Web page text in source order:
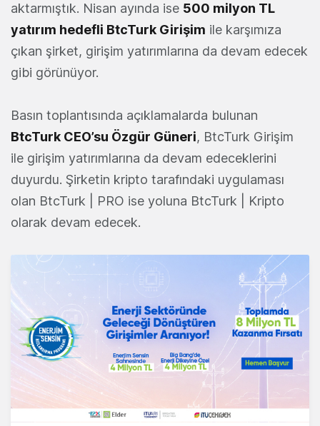
aktarmıştık. Nisan ayında ise 500 milyon TL
yatırım hedefli BtcTurk Girişim ile karşımıza
çıkan şirket, girişim yatırımlarına da devam edecek
gibi görünüyor.
Basın toplantısında açıklamalarda bulunan
BtcTurk CEO’su Özgür Güneri, BtcTurk Girişim
ile girişim yatırımlarına da devam edeceklerini
duyurdu. Şirketin kripto tarafındaki uygulaması
olan BtcTurk | PRO ise yoluna BtcTurk | Kripto
olarak devam edecek.